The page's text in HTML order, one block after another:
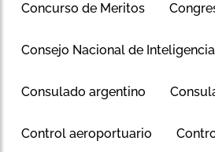
Concurso de Meritos
Consejo Nacional de Inteligencia
Consulado argentino
Control aeroportuario